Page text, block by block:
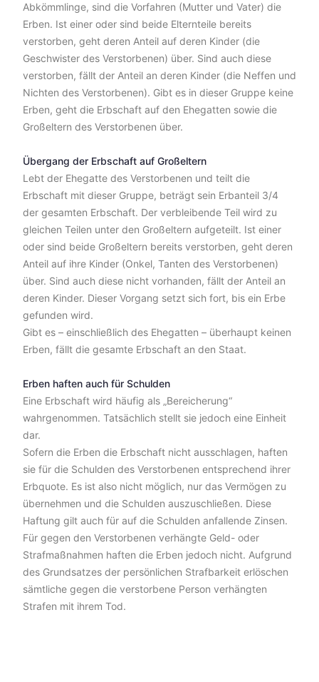
Abkömmlinge, sind die Vorfahren (Mutter und Vater) die
Erben. Ist einer oder sind beide Elternteile bereits
verstorben, geht deren Anteil auf deren Kinder (die
Geschwister des Verstorbenen) über. Sind auch diese
verstorben, fällt der Anteil an deren Kinder (die Neffen und
Nichten des Verstorbenen). Gibt es in dieser Gruppe keine
Erben, geht die Erbschaft auf den Ehegatten sowie die
Großeltern des Verstorbenen über.
Übergang der Erbschaft auf Großeltern
Lebt der Ehegatte des Verstorbenen und teilt die
Erbschaft mit dieser Gruppe, beträgt sein Erbanteil 3/4
der gesamten Erbschaft. Der verbleibende Teil wird zu
gleichen Teilen unter den Großeltern aufgeteilt. Ist einer
oder sind beide Großeltern bereits verstorben, geht deren
Anteil auf ihre Kinder (Onkel, Tanten des Verstorbenen)
über. Sind auch diese nicht vorhanden, fällt der Anteil an
deren Kinder. Dieser Vorgang setzt sich fort, bis ein Erbe
gefunden wird.
Gibt es – einschließlich des Ehegatten – überhaupt keinen
Erben, fällt die gesamte Erbschaft an den Staat.
Erben haften auch für Schulden
Eine Erbschaft wird häufig als „Bereicherung“
wahrgenommen. Tatsächlich stellt sie jedoch eine Einheit
dar.
Sofern die Erben die Erbschaft nicht ausschlagen, haften
sie für die Schulden des Verstorbenen entsprechend ihrer
Erbquote. Es ist also nicht möglich, nur das Vermögen zu
übernehmen und die Schulden auszuschließen. Diese
Haftung gilt auch für auf die Schulden anfallende Zinsen.
Für gegen den Verstorbenen verhängte Geld- oder
Strafmaßnahmen haften die Erben jedoch nicht. Aufgrund
des Grundsatzes der persönlichen Strafbarkeit erlöschen
sämtliche gegen die verstorbene Person verhängten
Strafen mit ihrem Tod.